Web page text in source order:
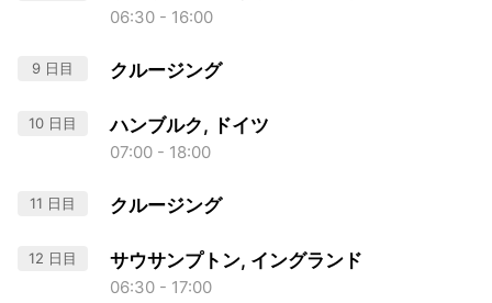
06:30 - 16:00
9 日目 クルージング
10 日目 ハンブルク, ドイツ
07:00 - 18:00
11 日目 クルージング
12 日目 サウサンプトン, イングランド
06:30 - 17:00